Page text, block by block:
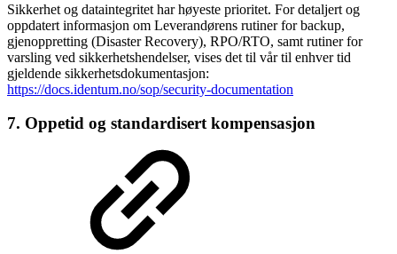
Sikkerhet og dataintegritet har høyeste prioritet. For detaljert og
oppdatert informasjon om Leverandørens rutiner for backup,
gjenoppretting (Disaster Recovery), RPO/RTO, samt rutiner for
varsling ved sikkerhetshendelser, vises det til vår til enhver tid
gjeldende sikkerhetsdokumentasjon:
https://docs.identum.no/sop/security-documentation
7. Oppetid og standardisert kompensasjon